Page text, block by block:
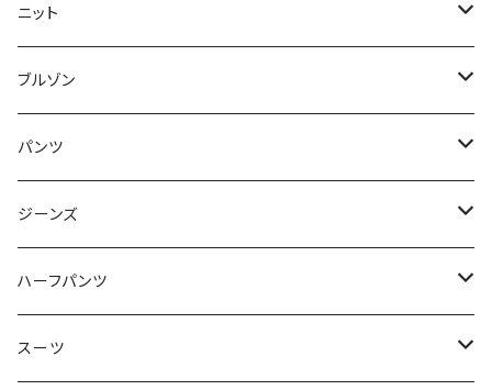
50/XL～
48/L
50/XL～
46/M
48/L
50/XL～
～44/S
46/M
48/L
50/XL～
ニット
～44/S
46/M
48/L
50/XL～
ブルゾン
～44/S
46/M
48/L
50/XL～
パンツ
～44/S
46/M
48/L
ジーンズ
～44/S
46/M
ハーフパンツ
～44/S
スーツ